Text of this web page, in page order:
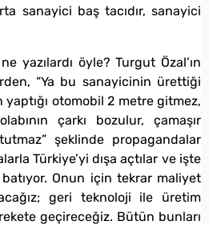
sanayici baş tacıdır, sanayici
yazılardı öyle? Turgut Özal’ın
“Ya bu sanayicinin ürettiği
yaptığı otomobil 2 metre gitmez,
çarkı bozulur, çamaşır
şeklinde propagandalar
Türkiye’yi dışa açtılar ve işte
Onun için tekrar maliyet
geri teknoloji ile üretim
geçireceğiz. Bütün bunları